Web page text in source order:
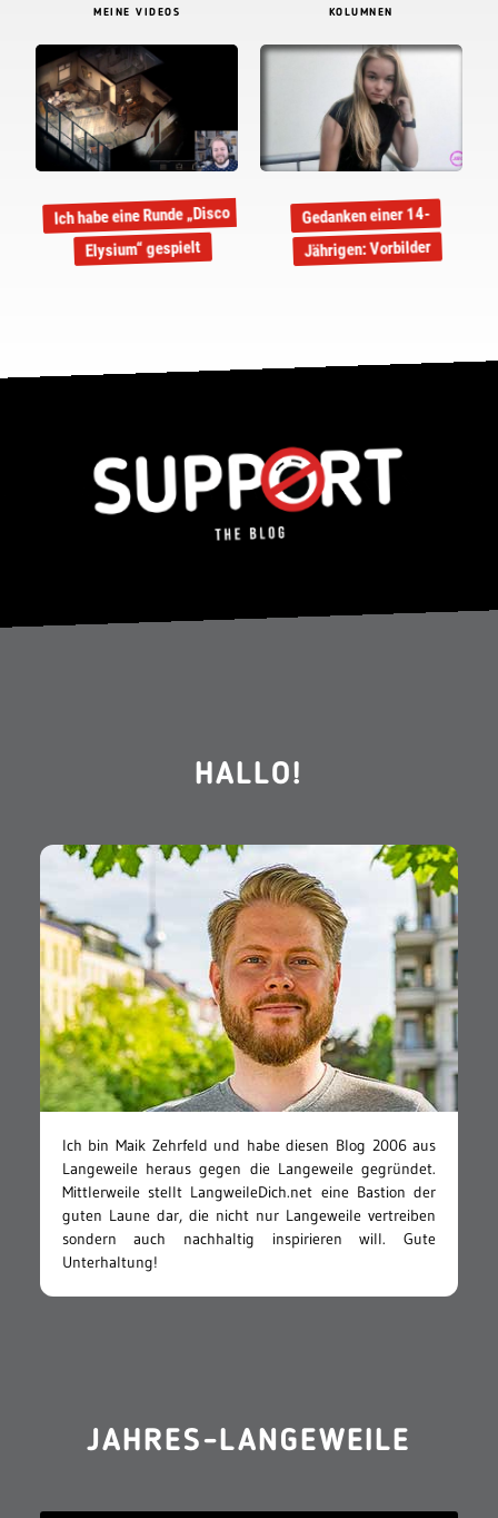
MEINE VIDEOS
Ich habe eine Runde „Disco
Elysium“ gespielt
KOLUMNEN
Gedanken einer 14-
Jährigen: Vorbilder
HALLO!
Ich bin Maik Zehrfeld und habe diesen Blog 2006 aus
Langeweile heraus gegen die Langeweile gegründet.
Mittlerweile stellt LangweileDich.net eine Bastion der
guten Laune dar, die nicht nur Langeweile vertreiben
sondern auch nachhaltig inspirieren will. Gute
Unterhaltung!
JAHRES-LANGEWEILE